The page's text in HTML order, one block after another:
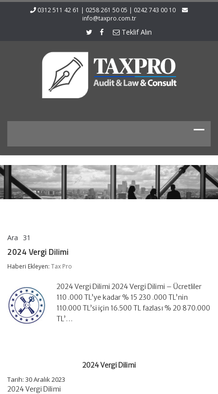
0312 511 42 61 | 0258 261 50 05 | 0242 743 00 10
info@taxpro.com.tr
Teklif Alın
Ara 31
Dilimi
2024 Vergi Dilimi
Haberi Ekleyen: Tax Pro
2024 Vergi Dilimi 2024 Vergi Dilimi – Ücretliler
110 .000 TL’ye kadar % 15 230 .000 TL’nin
110.000 TL’si için 16.500 TL fazlası % 20 870.000
TL’…
2024 Vergi Dilimi
Tarih: 30 Aralık 2023
2024 Vergi Dilimi